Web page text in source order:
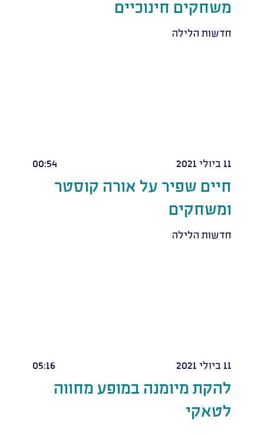
משחקים חינוכיים
חדשות הלילה
11 ביולי 2021 00:54
חיים שפיר על אורה קוסטר
ומשחקים
חדשות הלילה
11 ביולי 2021 05:16
להקת מיומנה במופע מחווה
לטאקי